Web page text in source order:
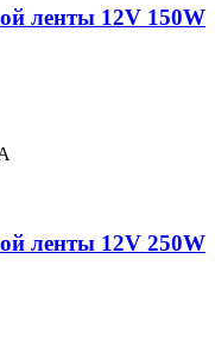
ленты 12V 150W
ленты 12V 250W